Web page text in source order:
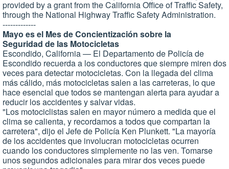
provided by a grant from the California Office of Traffic Safety,
through the National Highway Traffic Safety Administration.
-------------
Mayo es el Mes de Concientización sobre la
Seguridad de las Motocicletas
Escondido, California — El Departamento de Policía de
Escondido recuerda a los conductores que siempre miren dos
veces para detectar motocicletas. Con la llegada del clima
más cálido, más motocicletas salen a las carreteras, lo que
hace esencial que todos se mantengan alerta para ayudar a
reducir los accidentes y salvar vidas.
"Los motociclistas salen en mayor número a medida que el
clima se calienta, y recordamos a todos que compartan la
carretera", dijo el Jefe de Policía Ken Plunkett. "La mayoría
de los accidentes que involucran motocicletas ocurren
cuando los conductores simplemente no las ven. Tomarse
unos segundos adicionales para mirar dos veces puede